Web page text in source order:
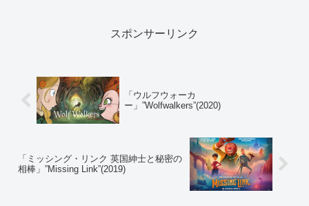
スポンサーリンク
「ウルフウォーカ
ー」”Wolfwalkers”(2020)
「ミッシング・リンク 英国紳士と秘密の
相棒」”Missing Link”(2019)